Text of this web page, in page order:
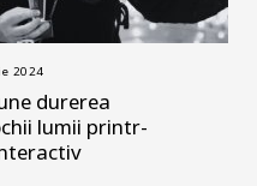
2024
durerea
lumii printr-